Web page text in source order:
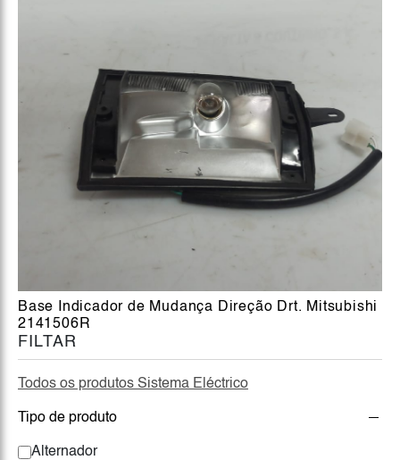
FILTAR
Todos os produtos Sistema Eléctrico
Tipo de produto
Alternador
Base Indicador de Mudança Direção Drt. Mitsubishi
2141506R